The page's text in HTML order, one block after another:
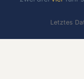
Letztes